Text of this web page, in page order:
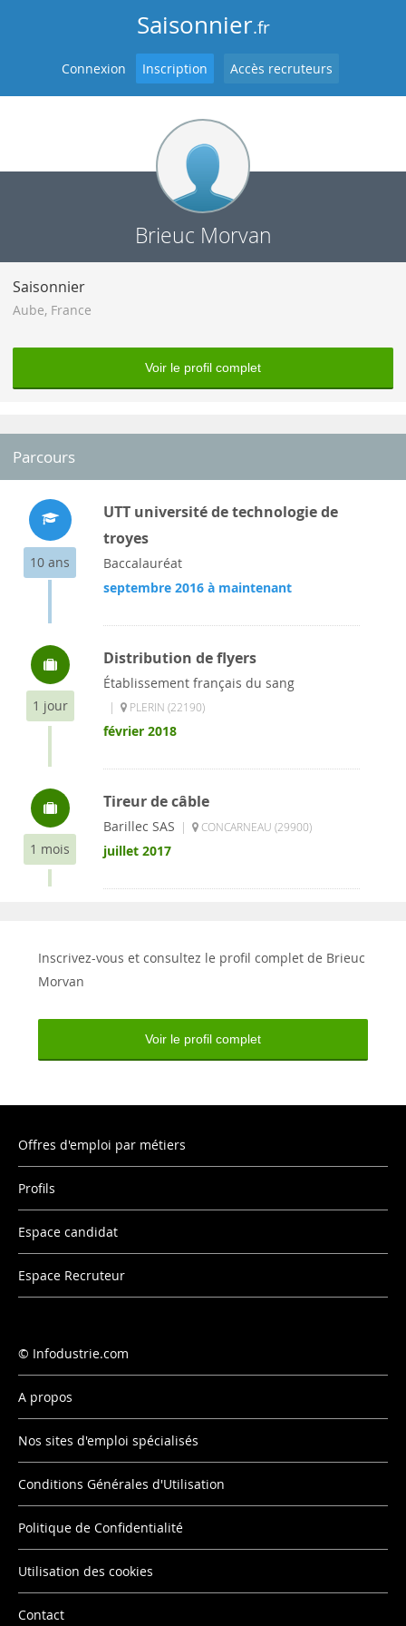
Saisonnier.fr
Connexion Inscription Accès recruteurs
Brieuc Morvan
Saisonnier
Aube, France
Voir le profil complet
Parcours
10 ans
UTT université de technologie de
troyes
Baccalauréat
septembre 2016 à maintenant
1 jour
Distribution de flyers
Établissement français du sang
| PLERIN (22190)
février 2018
1 mois
Tireur de câble
Barillec SAS | CONCARNEAU (29900)
juillet 2017
Inscrivez-vous et consultez le profil complet de Brieuc
Morvan
Voir le profil complet
Offres d'emploi par métiers
Profils
Espace candidat
Espace Recruteur
Infodustrie.com
A propos
Nos sites d'emploi spécialisés
Conditions Générales d'Utilisation
Politique de Confidentialité
Utilisation des cookies
Contact